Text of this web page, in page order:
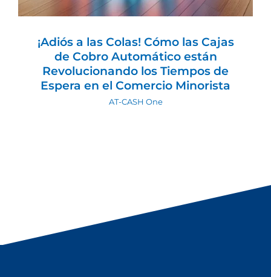
¡Adiós a las Colas! Cómo las Cajas
de Cobro Automático están
Revolucionando los Tiempos de
Espera en el Comercio Minorista
AT-CASH One